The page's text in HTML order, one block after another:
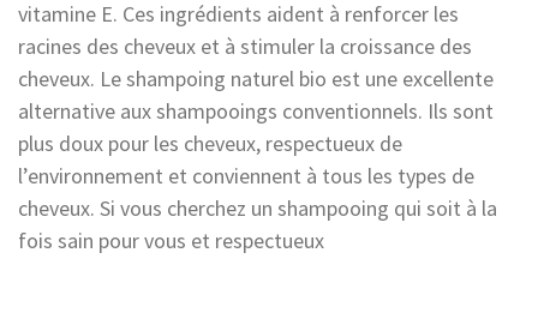
vitamine E. Ces ingrédients aident à renforcer les
racines des cheveux et à stimuler la croissance des
cheveux. Le shampoing naturel bio est une excellente
alternative aux shampooings conventionnels. Ils sont
plus doux pour les cheveux, respectueux de
l’environnement et conviennent à tous les types de
cheveux. Si vous cherchez un shampooing qui soit à la
fois sain pour vous et respectueux